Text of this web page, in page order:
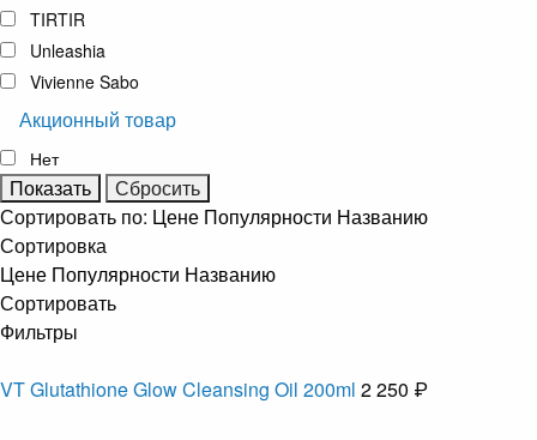
TIRTIR
Unleashia
Vivienne Sabo
Акционный товар
Нет
Сортировать по: Цене Популярности Названию
Сортировка
Цене Популярности Названию
Сортировать
Фильтры
VT Glutathione Glow Cleansing Oil 200ml 2 250 ₽